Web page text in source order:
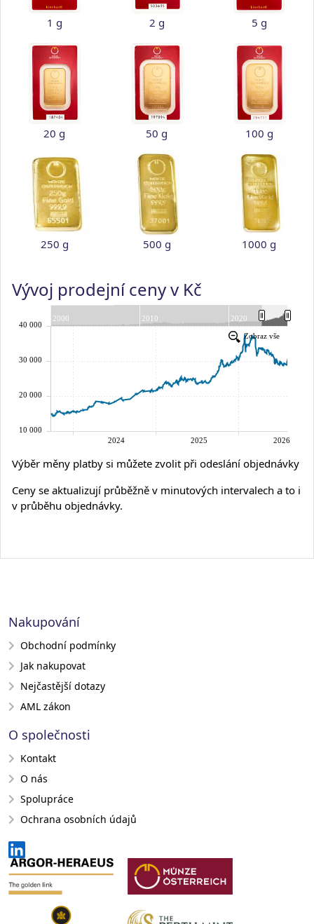
1 g 2 g 5 g
20 g 50 g 100 g
250 g 500 g 1000 g
Vývoj prodejní ceny v Kč
Výběr měny platby si můžete zvolit při odeslání objednávky
Ceny se aktualizují průběžně v minutových intervalech a to i
v průběhu objednávky.
Nakupování
Obchodní podmínky
Jak nakupovat
Nejčastější dotazy
AML zákon
O společnosti
Kontakt
O nás
Spolupráce
Ochrana osobních údajů